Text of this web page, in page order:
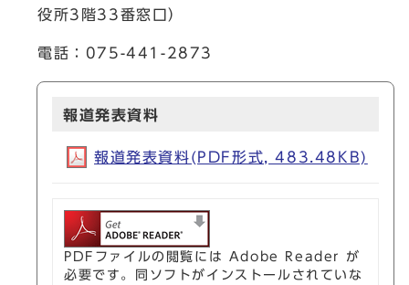
役所3階33番窓口）
電話：075-441-2873
報道発表資料
報道発表資料(PDF形式, 483.48KB)
PDFファイルの閲覧には Adobe Reader が
必要です。同ソフトがインストールされていな